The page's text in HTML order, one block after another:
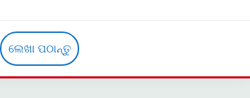
ଲେଖା ପଠାନ୍ତୁ